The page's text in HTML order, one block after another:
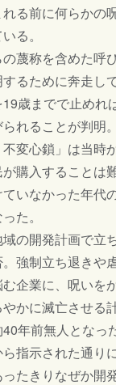
る前に何らかの
る。
蔑称を含めた呼
るために奔走し
歳までで止めれ
れることが判明
変心鎖」は当時
購入することは
いなかった年代
た。
の開発計画で立
強制立ち退きや
企業に、呪いを
かに滅亡させる
年前無人となっ
指示された通り
たきりなぜか開